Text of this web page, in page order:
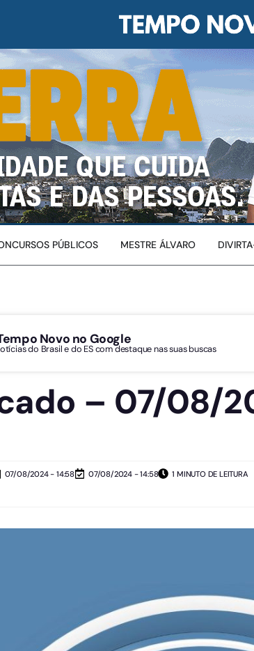
PÚBLICOS MESTRE ÁLVARO
Novo no Google
do Brasil e do ES com destaque nas suas buscas
– 07/08/
07/08/2024 - 14:58 07/08/2024 - 14:58 1 MINUTO DE LEITURA